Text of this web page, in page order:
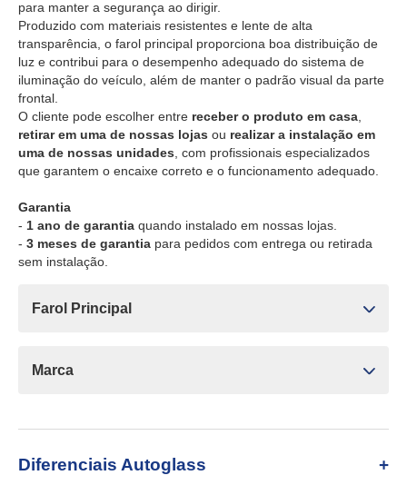
para manter a segurança ao dirigir.
Produzido com materiais resistentes e lente de alta
transparência, o farol principal proporciona boa distribuição de
luz e contribui para o desempenho adequado do sistema de
iluminação do veículo, além de manter o padrão visual da parte
frontal.
O cliente pode escolher entre receber o produto em casa
retirar em uma de nossas lojas ou realizar a instalação em
uma de nossas unidades , com profissionais especializados
que garantem o encaixe correto e o funcionamento adequado.
Garantia
- 1 ano de garantia quando instalado em nossas lojas.
- 3 meses de garantia para pedidos com entrega ou retirada
sem instalação.
Farol Principal
Marca
Diferenciais Autoglass